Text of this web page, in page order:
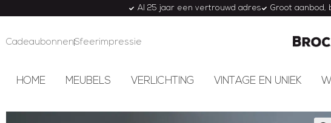
Al 25 jaar een vertrouwd adres Groot aanbod,
CadeaubonnenSfeerimpressie
HOME MEUBELS VERLICHTING VINTAGE EN UNIEK